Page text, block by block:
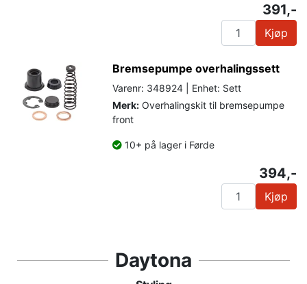
391,-
Kjøp
Bremsepumpe overhalingssett
Varenr: 348924 | Enhet: Sett
Merk: Overhalingskit til bremsepumpe
front
10+ på lager i Førde
394,-
Kjøp
Daytona